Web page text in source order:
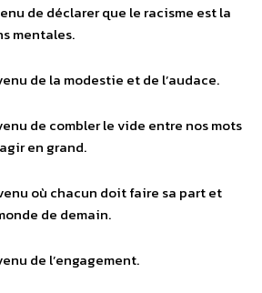
de déclarer que le racisme est la
mentales.
de la modestie et de l’audace.
de combler le vide entre nos mots
en grand.
où chacun doit faire sa part et
de demain.
de l’engagement.